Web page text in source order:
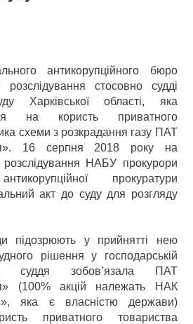
антикорупційного бюро
стосовно судді
Харківської області, яка
на користь приватного
схеми з розкрадання газу ПАТ
16 серпня 2018 року на
розслідування НАБУ прокурори
прокуратури
акт до суду для розгляду
підозрюють у прийнятті нею
рішення у господарській
суддя зобов’язала ПАТ
(100% акцій належать НАК
яка є власністю держави)
приватного товариства